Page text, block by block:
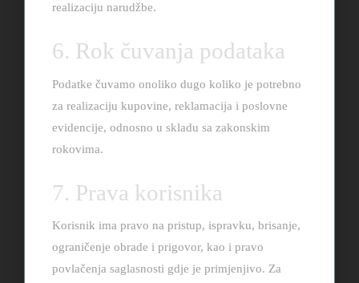
realizaciju narudžbe.
6. Rok čuvanja podataka
Podatke čuvamo onoliko dugo koliko je potrebno
za realizaciju kupovine, reklamacija i poslovne
evidencije, odnosno u skladu sa zakonskim
rokovima.
7. Prava korisnika
Korisnik ima pravo na pristup, ispravku, brisanje,
ograničenje obrade i prigovor, kao i pravo
povlačenja saglasnosti gdje je primjenjivo. Za